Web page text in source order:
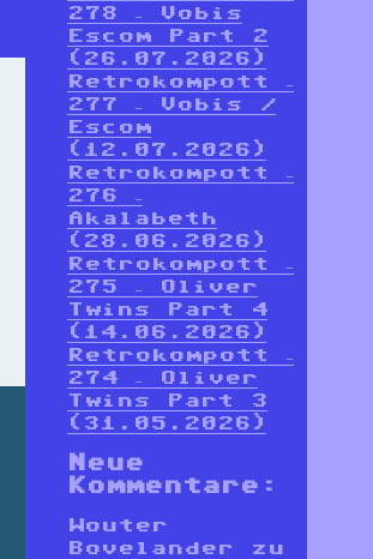
278 – Vobis
Escom Part 2
(26.07.2026)
Retrokompott –
277 – Vobis /
Escom
(12.07.2026)
Retrokompott –
276 –
Akalabeth
(28.06.2026)
Retrokompott –
275 – Oliver
Twins Part 4
(14.06.2026)
Retrokompott –
274 – Oliver
Twins Part 3
(31.05.2026)
Neue
Kommentare:
Wouter
Bovelander zu